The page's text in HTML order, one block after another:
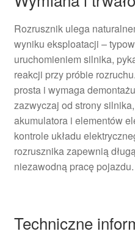
Rozrusznik ulega
wyniku eksploatacji –
uruchomieniem silnika,
reakcji przy próbie
prosta i wymaga
zazwyczaj od strony
akumulatora i elementów
kontrole układu
rozrusznika zapewnią
niezawodną pracę pojazdu.
Techniczne